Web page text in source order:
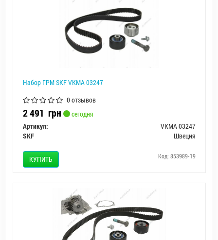
Набор ГРМ SKF VKMA 03247
0 отзывов
2 491 грн
сегодня
Артикул:
VKMA 03247
SKF
Швеция
КУПИТЬ Код: 853989-19